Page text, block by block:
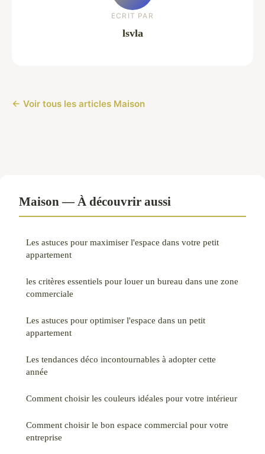
ECRIT PAR
lsvla
← Voir tous les articles Maison
Maison — À découvrir aussi
Les astuces pour maximiser l'espace dans votre petit
appartement
les critères essentiels pour louer un bureau dans une zone
commerciale
Les astuces pour optimiser l'espace dans un petit
appartement
Les tendances déco incontournables à adopter cette
année
Comment choisir les couleurs idéales pour votre intérieur
Comment choisir le bon espace commercial pour votre
entreprise